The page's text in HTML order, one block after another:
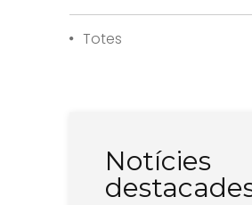
Totes
Notícies